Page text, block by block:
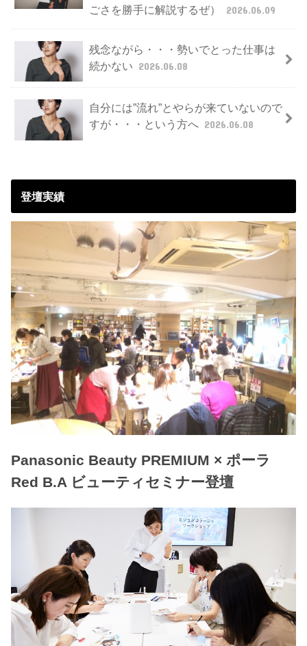
ごさを勝手に解説するぜ）
2026.06.09
残念ながら・・・勢いでとった仕事は
続かない 2026.06.08
自分には”流れ”とやらが来ていないので
すが・・・という方へ 2026.06.08
登壇実績
Panasonic Beauty PREMIUM × ポーラ
Red B.A ビューティセミナー登壇